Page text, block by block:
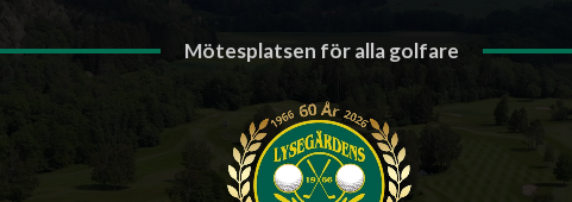
Mötesplatsen för alla golfare